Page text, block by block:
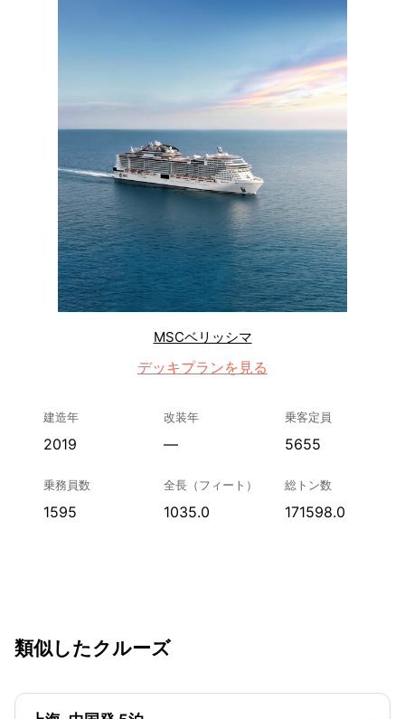
MSCベリッシマ
デッキプランを見る
建造年
2019
改装年
—
乗客定員
5655
乗務員数
1595
全長（フィート）
1035.0
総トン数
171598.0
類似したクルーズ